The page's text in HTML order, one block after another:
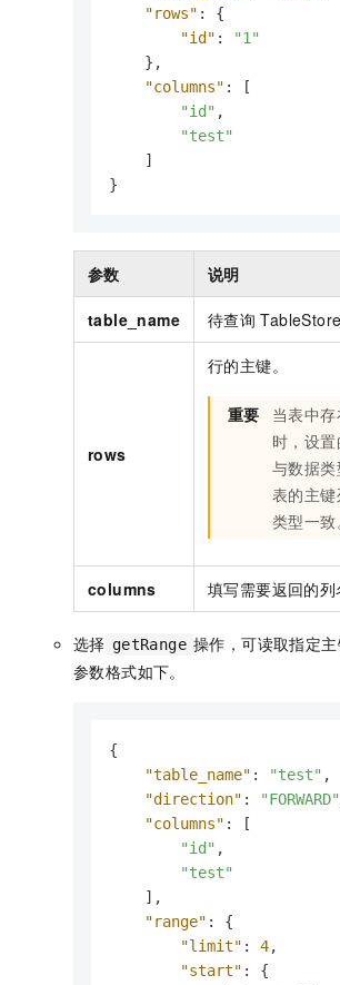
"rows" :
{
"id" :
"1"
} ,
"columns" :
[
"id" ,
"test"
]
}
参数 说明
table_name 待查询 TableStore
rows
行的主键。
重要
当表中
时，设
与数据
表的主
类型一致
columns 填写需要返回的列
选择 getRange 操作，可读取指定主
参数格式如下。
{
"table_name" : "test" ,
"direction" : "FORWARD"
"columns" :
[
"id" ,
"test"
] ,
"range" :
{
"limit" : 4,
"start" :
{